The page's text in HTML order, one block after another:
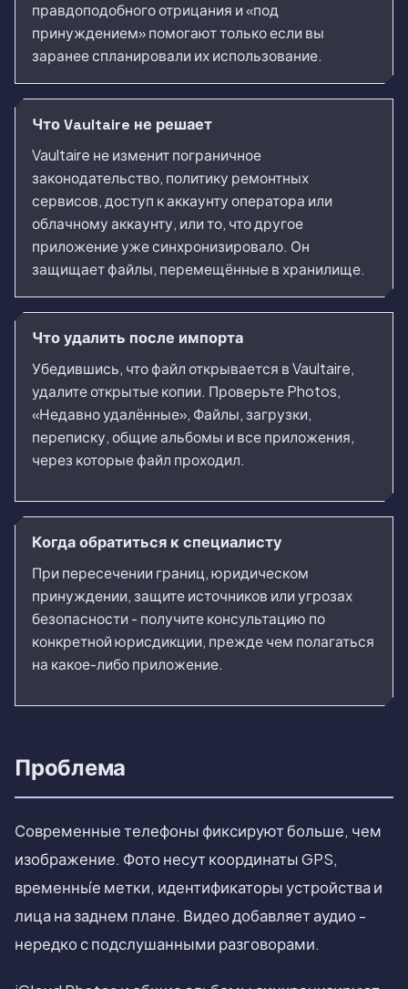
правдоподобного отрицания и «под
принуждением» помогают только если вы
заранее спланировали их использование.
Что Vaultaire не решает
Vaultaire не изменит пограничное
законодательство, политику ремонтных
сервисов, доступ к аккаунту оператора или
облачному аккаунту, или то, что другое
приложение уже синхронизировало. Он
защищает файлы, перемещённые в хранилище.
Что удалить после импорта
Убедившись, что файл открывается в Vaultaire,
удалите открытые копии. Проверьте Photos,
«Недавно удалённые», Файлы, загрузки,
переписку, общие альбомы и все приложения,
через которые файл проходил.
Когда обратиться к специалисту
При пересечении границ, юридическом
принуждении, защите источников или угрозах
безопасности - получите консультацию по
конкретной юрисдикции, прежде чем полагаться
на какое-либо приложение.
Проблема
Современные телефоны фиксируют больше, чем
изображение. Фото несут координаты GPS,
временны́е метки, идентификаторы устройства и
лица на заднем плане. Видео добавляет аудио -
нередко с подслушанными разговорами.